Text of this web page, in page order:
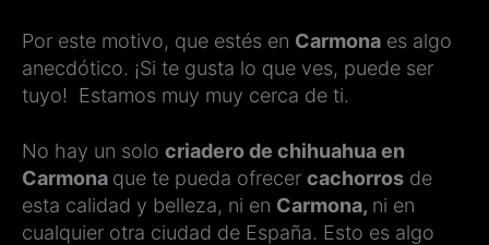
Por este motivo, que estés en Carmona es algo
anecdótico. ¡Si te gusta lo que ves, puede ser
tuyo! Estamos muy muy cerca de ti.
No hay un solo criadero de chihuahua en
Carmona que te pueda ofrecer cachorros de
esta calidad y belleza, ni en Carmona, ni en
cualquier otra ciudad de España. Esto es algo